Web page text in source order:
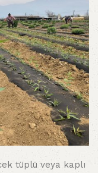
tüplü veya kaplı